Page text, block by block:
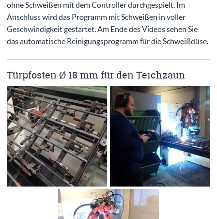
ohne Schweißen mit dem Controller durchgespielt. Im
Anschluss wird das Programm mit Schweißen in voller
Geschwindigkeit gestartet. Am Ende des Videos sehen Sie
das automatische Reinigungsprogramm für die Schweißdüse.
Türpfosten Ø 18 mm für den Teichzaun